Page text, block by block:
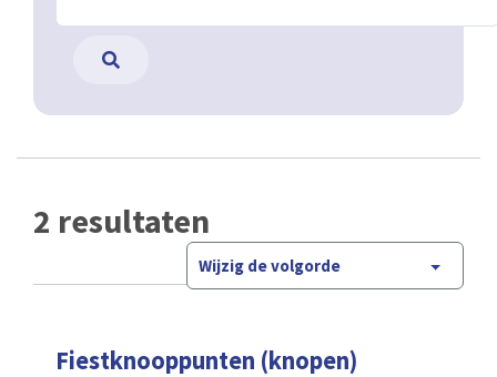
2 resultaten
Wijzig de volgorde
Fiestknooppunten (knopen)